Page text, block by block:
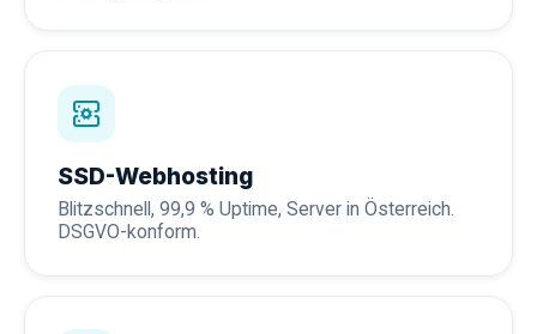
SSD-Webhosting
Blitzschnell, 99,9 % Uptime, Server in Österreich.
DSGVO-konform.